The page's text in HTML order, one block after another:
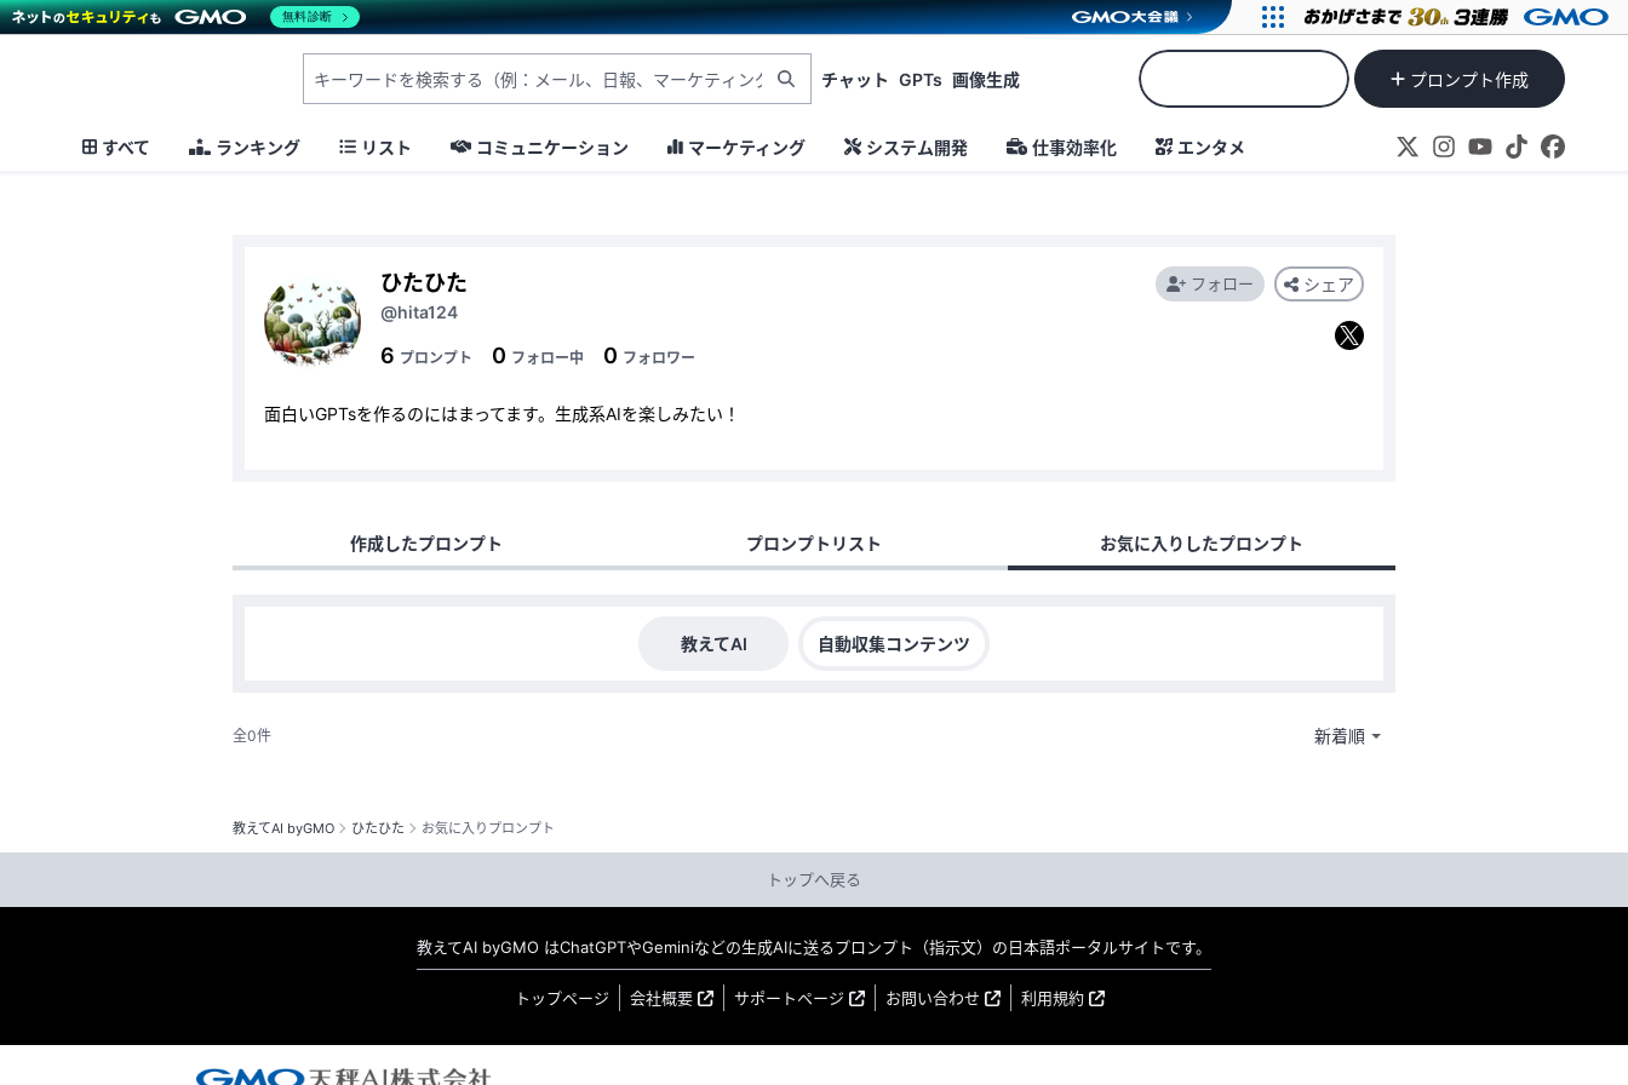
チャット GPTs 画像生成 プロンプト作成
すべて ランキング リスト コミュニケーション マーケティング システム開発 仕事効率化 エンタメ
教えてAI byGMO ひたひた お気に入りプロンプト
ひたひた
@hita124
6 プロンプト 0 フォロー中 0 フォロワー
フォロー シェア
面白いGPTsを作るのにはまってます。生成系AIを楽しみたい！
作成したプロンプト プロンプトリスト お気に入りしたプロンプト
教えてAI 自動収集コンテンツ
全0件
トップへ戻る
教えてAI byGMO はChatGPTやGeminiなどの生成AIに送るプロンプト（指示文）の日本語ポータルサイトです。
トップページ 会社概要 サポートページ お問い合わせ 利用規約
無料診断